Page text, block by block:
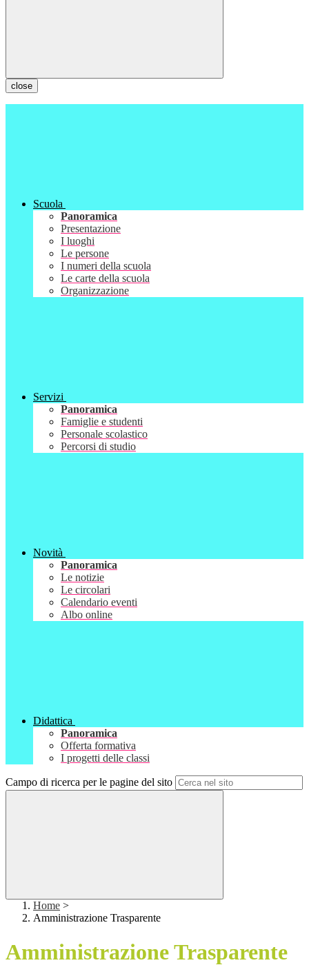
close
Scuola
Panoramica
Presentazione
I luoghi
Le persone
I numeri della scuola
Le carte della scuola
Organizzazione
Servizi
Panoramica
Famiglie e studenti
Personale scolastico
Percorsi di studio
Novità
Panoramica
Le notizie
Le circolari
Calendario eventi
Albo online
Didattica
Panoramica
Offerta formativa
I progetti delle classi
Campo di ricerca per le pagine del sito
Home >
Amministrazione Trasparente
Amministrazione Trasparente